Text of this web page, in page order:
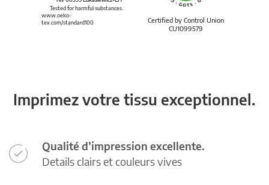
Certified by Control Union
CU1099579
Tested for harmful substances.
www.oeko-
tex.com/standard100
Imprimez votre tissu exceptionnel.
Qualité d’impression excellente.
Details clairs et couleurs vives